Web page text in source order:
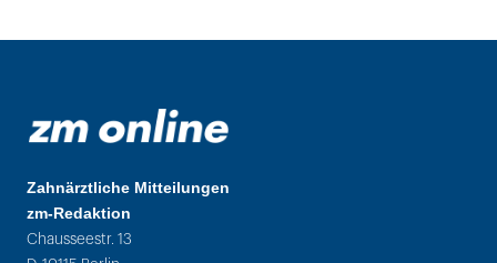
Zahnärztliche Mitteilungen
zm-Redaktion
Chausseestr. 13